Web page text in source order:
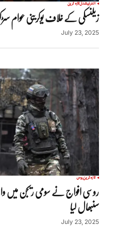
انٹرنیشنلتازہ ترین
زیلنسکی کے خلاف یوکرینی عوام
July 23, 2025
تازہ ترینروس
روسی افواج نے سومی ریجن میں
سنبھال لیا
July 23, 2025